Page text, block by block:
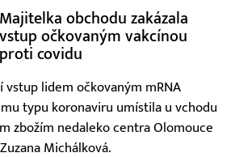
Majitelka obchodu zakázala
vstup očkovaným vakcínou
proti covidu
vstup lidem očkovaným mRNA
typu koronaviru umístila u vchodu
zbožím nedaleko centra Olomouce
Michálková.